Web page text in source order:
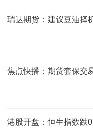
瑞达期货：建议豆油择
焦点快播：期货套保交
港股开盘：恒生指数跌